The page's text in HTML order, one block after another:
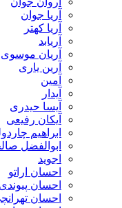
آریا جوان
آریا کهتر
آریابد
آریان موسوی
آرین یاری
آمین
آیدار
آیسا حیدری
آیکان رفیعی
ابراهیم
ابوالفضل
اجوید
احسان اراتو
احسان پیوندی
احسان